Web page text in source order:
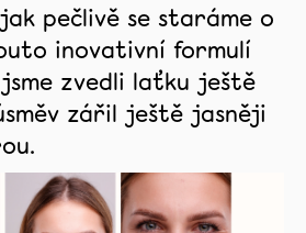
pečlivě se staráme o
inovativní formulí
zvedli laťku ještě
zářil ještě jasněji